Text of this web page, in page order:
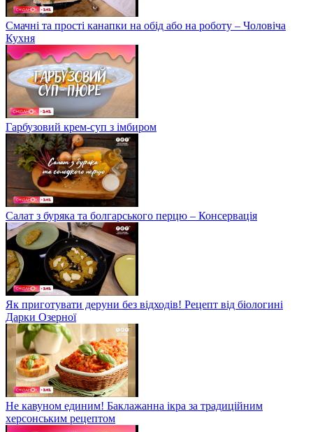
Смачні та прості канапки на обід або на роботу – Чоловіча
Кухня
Гарбузовий крем-суп з імбиром
Салат з буряка та болгарського перцю – Консервація
Як приготувати деруни без відходів! Рецепт від біологині
Дарки Озерної
Не кавуном единим! Баклажанна ікра за традиційним
херсонським рецептом